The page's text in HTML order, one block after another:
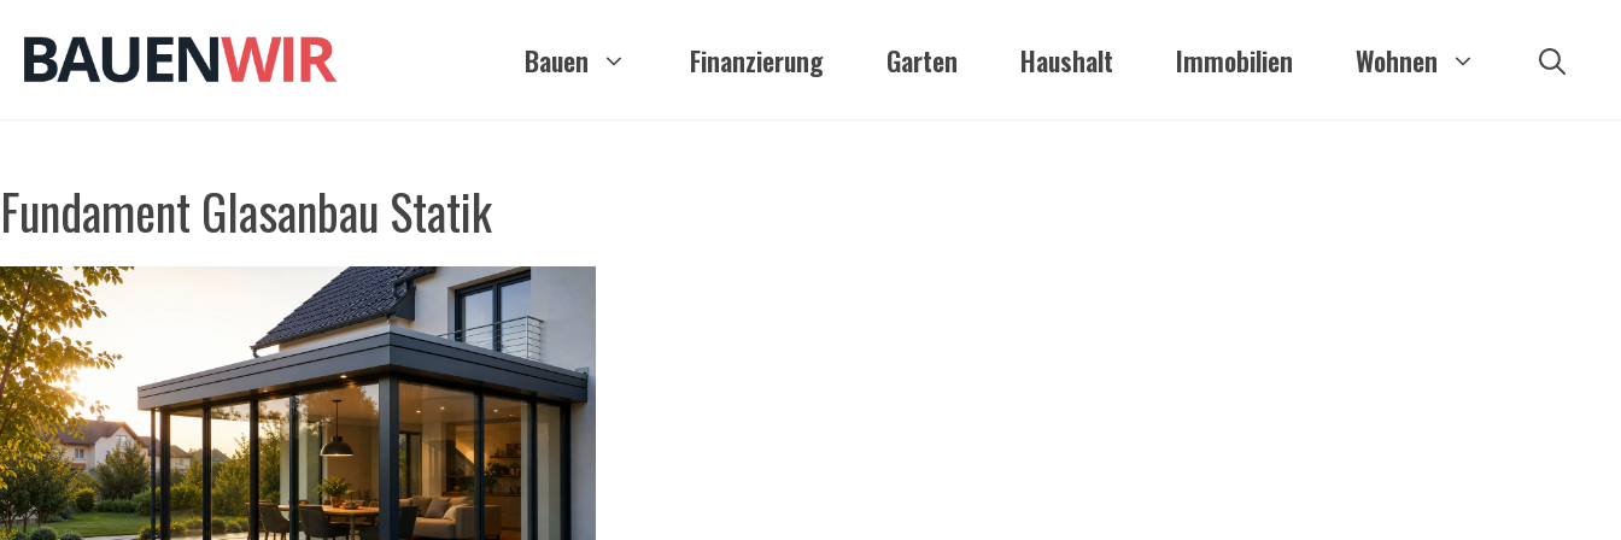
Inhalt
springen
Bauen Finanzierung Garten Haushalt Immobilien Wohnen
Fundament Glasanbau Statik